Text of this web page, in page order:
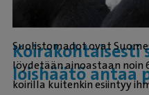
Koirakohtaisesti
loishäätö antaa
Suolistomadot ovat
löydetään ainoastaan noin
koirilla kuitenkin esiintyy